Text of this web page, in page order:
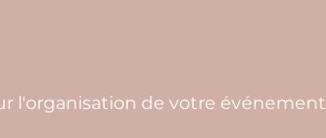
l'organisation de votre événement